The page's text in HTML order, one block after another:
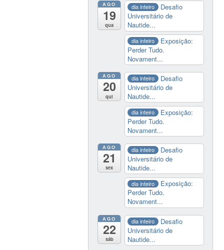
AGO
19
qua
dia inteiro
Desafio
Universitário de
Nautide...
dia inteiro
Exposição:
Perder Tudo.
Novament...
AGO
20
qui
dia inteiro
Desafio
Universitário de
Nautide...
dia inteiro
Exposição:
Perder Tudo.
Novament...
AGO
21
sex
dia inteiro
Desafio
Universitário de
Nautide...
dia inteiro
Exposição:
Perder Tudo.
Novament...
AGO
22
sáb
dia inteiro
Desafio
Universitário de
Nautide...